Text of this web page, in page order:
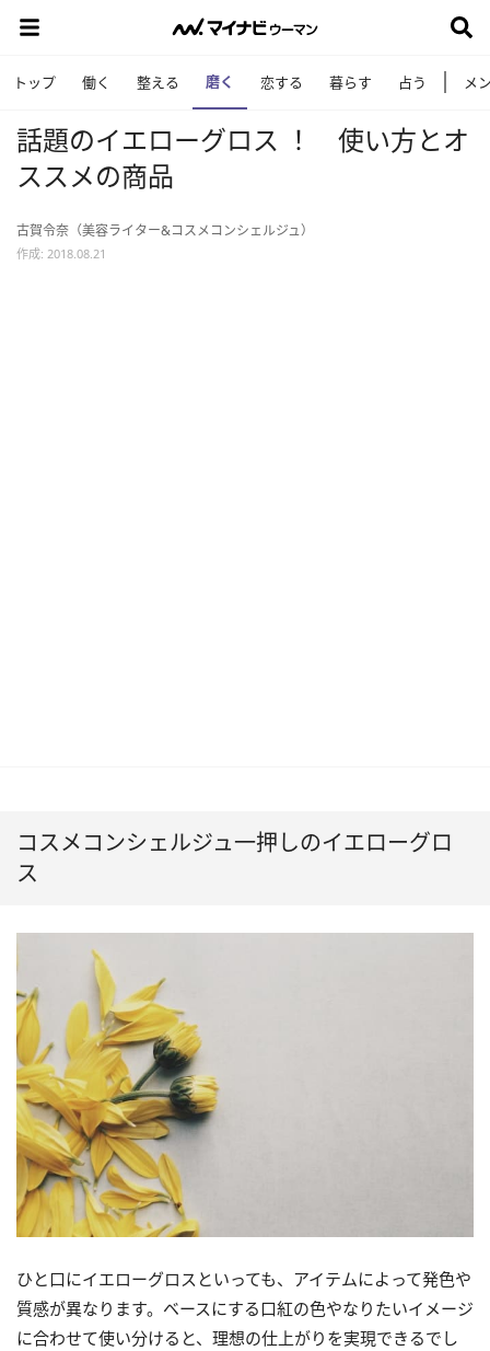
トップ 働く 整える 磨く 恋する 暮らす 占う メ
話題のイエローグロス ！ 使い方とオ
ススメの商品
古賀令奈（美容ライター&コスメコンシェルジュ）
作成: 2018.08.21
コスメコンシェルジュ一押しのイエローグロ
ス
ひと口にイエローグロスといっても、アイテムによって発色や
質感が異なります。ベースにする口紅の色やなりたいイメージ
に合わせて使い分けると、理想の仕上がりを実現できるでし